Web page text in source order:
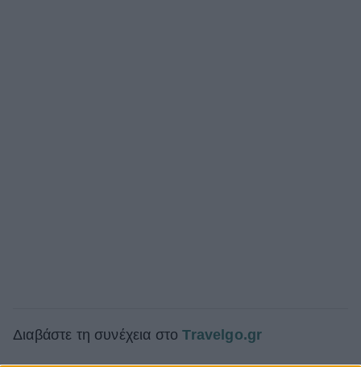
Διαβάστε τη συνέχεια στοTravelgo.gr